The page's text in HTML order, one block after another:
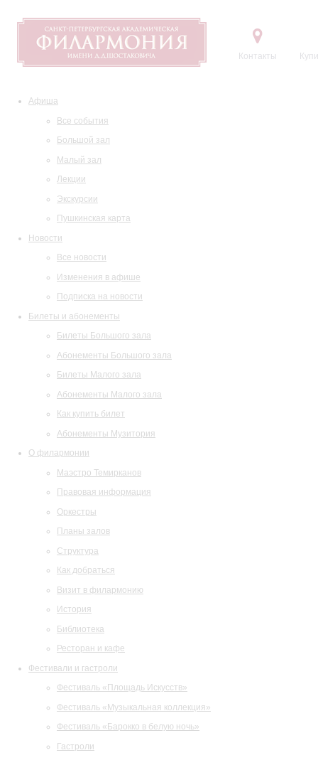
Контакты
Афиша
Все события
Большой зал
Малый зал
Лекции
Экскурсии
Пушкинская карта
Новости
Все новости
Изменения в афише
Подписка на новости
Билеты и абонементы
Билеты Большого зала
Абонементы Большого зала
Билеты Малого зала
Абонементы Малого зала
Как купить билет
Абонементы Музитория
О филармонии
Маэстро Темирканов
Правовая информация
Оркестры
Планы залов
Структура
Как добраться
Визит в филармонию
История
Библиотека
Ресторан и кафе
Фестивали и гастроли
Фестиваль «Площадь Искусств»
Фестиваль «Музыкальная коллекция»
Фестиваль «Барокко в белую ночь»
Гастроли